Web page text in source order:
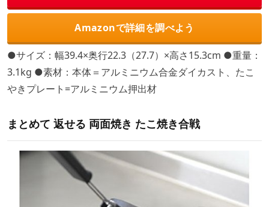
Amazonで詳細を調べよう
●サイズ：幅39.4×奥行22.3（27.7）×高さ15.3cm ●重量：
3.1kg ●素材：本体＝アルミニウム合金ダイカスト、たこ
やきプレート=アルミニウム押出材
まとめて 返せる 両面焼き たこ焼き合戦